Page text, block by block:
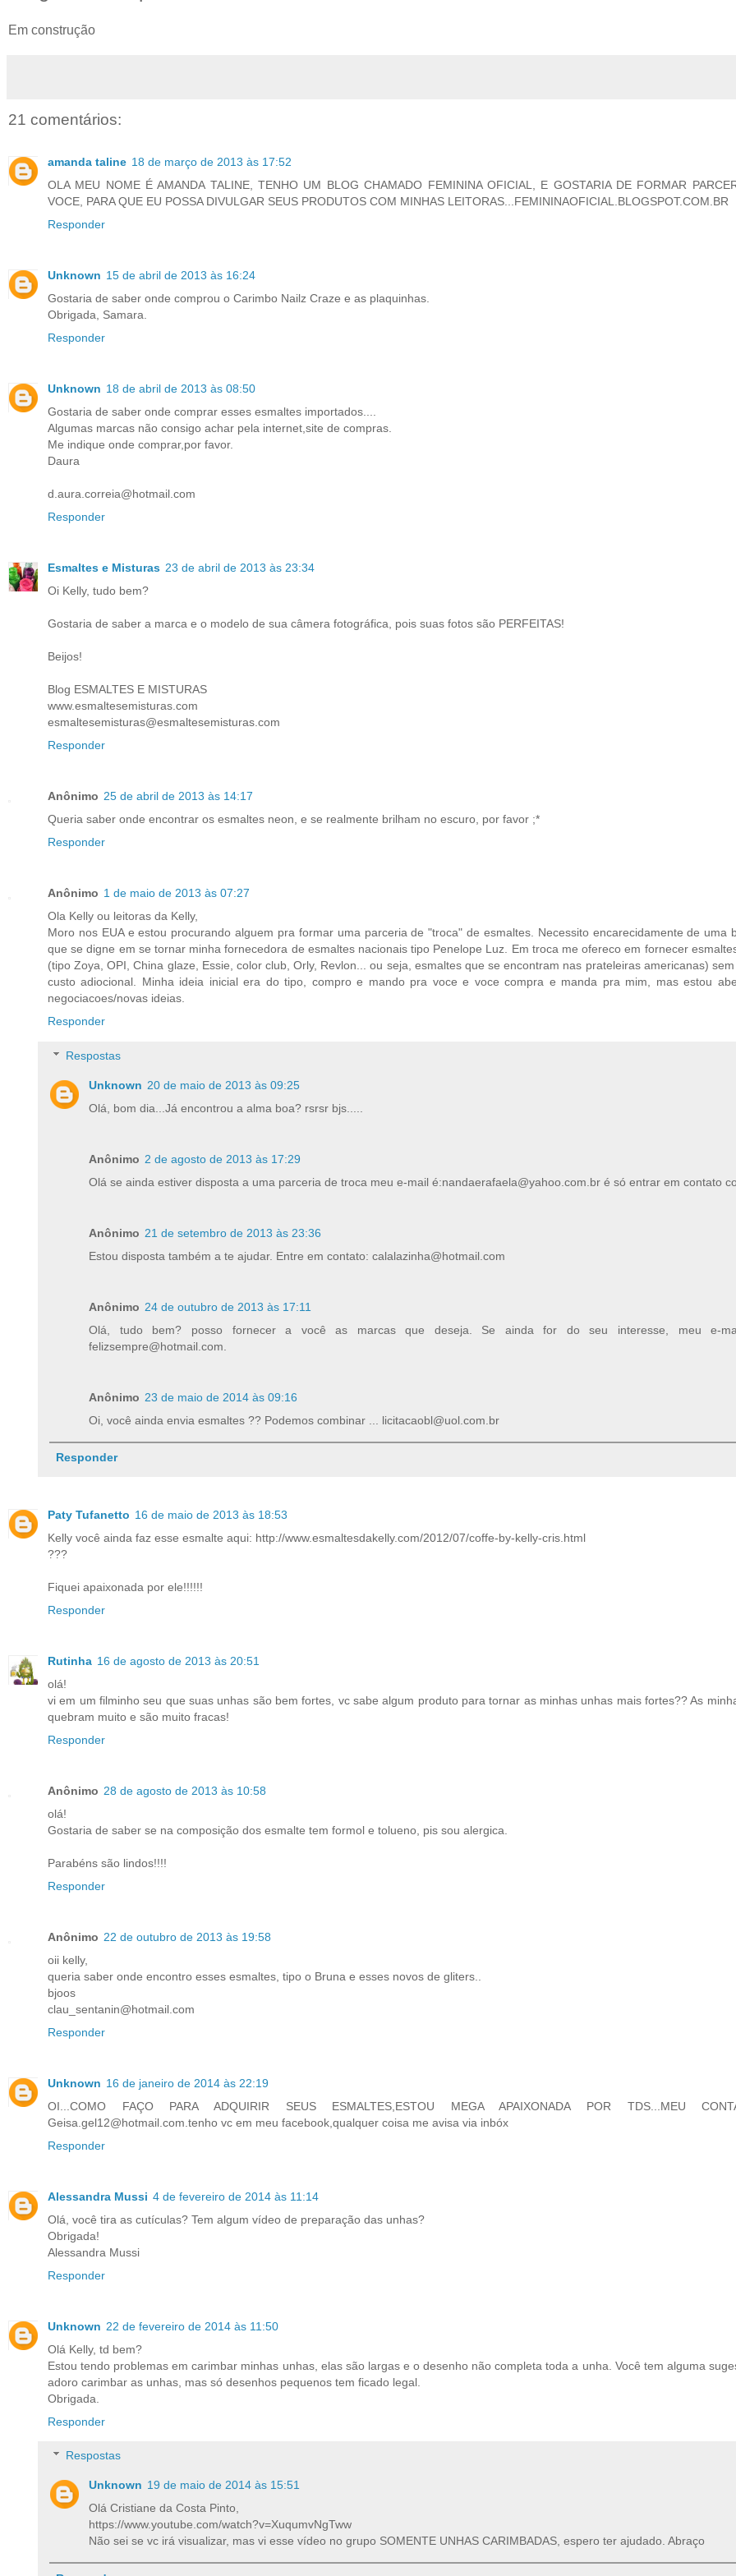
Em construção
21 comentários:
amanda taline 18 de março de 2013 às 17:52
OLA MEU NOME É AMANDA TALINE, TENHO UM BLOG CHAMADO FEMININA OFICIAL, E GOSTARIA DE FORMAR
VOCE, PARA QUE EU POSSA DIVULGAR SEUS PRODUTOS COM MINHAS LEITORAS...FEMININAOFICIAL.BLOGSPOT.COM.BR
Responder
Unknown 15 de abril de 2013 às 16:24
Gostaria de saber onde comprou o Carimbo Nailz Craze e as plaquinhas.
Obrigada, Samara.
Responder
Unknown 18 de abril de 2013 às 08:50
Gostaria de saber onde comprar esses esmaltes importados....
Algumas marcas não consigo achar pela internet,site de compras.
Me indique onde comprar,por favor.
Daura
d.aura.correia@hotmail.com
Responder
Esmaltes e Misturas 23 de abril de 2013 às 23:34
Oi Kelly, tudo bem?
Gostaria de saber a marca e o modelo de sua câmera fotográfica, pois suas fotos são PERFEITAS!
Beijos!
Blog ESMALTES E MISTURAS
www.esmaltesemisturas.com
esmaltesemisturas@esmaltesemisturas.com
Responder
Anônimo 25 de abril de 2013 às 14:17
Queria saber onde encontrar os esmaltes neon, e se realmente brilham no escuro, por favor ;*
Responder
Anônimo 1 de maio de 2013 às 07:27
Ola Kelly ou leitoras da Kelly,
Moro nos EUA e estou procurando alguem pra formar uma parceria de "troca" de esmaltes. Necessito encarecidamente de uma
que se digne em se tornar minha fornecedora de esmaltes nacionais tipo Penelope Luz. Em troca me ofereco em fornecer
(tipo Zoya, OPI, China glaze, Essie, color club, Orly, Revlon... ou seja, esmaltes que se encontram nas prateleiras americanas)
custo adiocional. Minha ideia inicial era do tipo, compro e mando pra voce e voce compra e manda pra mim, mas estou
negociacoes/novas ideias.
Responder
Respostas
Unknown 20 de maio de 2013 às 09:25
Olá, bom dia...Já encontrou a alma boa? rsrsr bjs.....
Anônimo 2 de agosto de 2013 às 17:29
Olá se ainda estiver disposta a uma parceria de troca meu e-mail é:nandaerafaela@yahoo.com.br é só entrar em contato
Anônimo 21 de setembro de 2013 às 23:36
Estou disposta também a te ajudar. Entre em contato: calalazinha@hotmail.com
Anônimo 24 de outubro de 2013 às 17:11
Olá, tudo bem? posso fornecer a você as marcas que deseja. Se ainda for do seu interesse, meu e-
felizsempre@hotmail.com.
Anônimo 23 de maio de 2014 às 09:16
Oi, você ainda envia esmaltes ?? Podemos combinar ... licitacaobl@uol.com.br
Responder
Paty Tufanetto 16 de maio de 2013 às 18:53
Kelly você ainda faz esse esmalte aqui: http://www.esmaltesdakelly.com/2012/07/coffe-by-kelly-cris.html
???
Fiquei apaixonada por ele!!!!!!
Responder
Rutinha 16 de agosto de 2013 às 20:51
olá!
vi em um filminho seu que suas unhas são bem fortes, vc sabe algum produto para tornar as minhas unhas mais fortes?? As
quebram muito e são muito fracas!
Responder
Anônimo 28 de agosto de 2013 às 10:58
olá!
Gostaria de saber se na composição dos esmalte tem formol e tolueno, pis sou alergica.
Parabéns são lindos!!!!
Responder
Anônimo 22 de outubro de 2013 às 19:58
oii kelly,
queria saber onde encontro esses esmaltes, tipo o Bruna e esses novos de gliters..
bjoos
clau_sentanin@hotmail.com
Responder
Unknown 16 de janeiro de 2014 às 22:19
OI...COMO FAÇO PARA ADQUIRIR SEUS ESMALTES,ESTOU MEGA APAIXONADA POR TDS...MEU
Geisa.gel12@hotmail.com.tenho vc em meu facebook,qualquer coisa me avisa via inbóx
Responder
Alessandra Mussi 4 de fevereiro de 2014 às 11:14
Olá, você tira as cutículas? Tem algum vídeo de preparação das unhas?
Obrigada!
Alessandra Mussi
Responder
Unknown 22 de fevereiro de 2014 às 11:50
Olá Kelly, td bem?
Estou tendo problemas em carimbar minhas unhas, elas são largas e o desenho não completa toda a unha. Você tem alguma
adoro carimbar as unhas, mas só desenhos pequenos tem ficado legal.
Obrigada.
Responder
Respostas
Unknown 19 de maio de 2014 às 15:51
Olá Cristiane da Costa Pinto,
https://www.youtube.com/watch?v=XuqumvNgTww
Não sei se vc irá visualizar, mas vi esse vídeo no grupo SOMENTE UNHAS CARIMBADAS, espero ter ajudado. Abraço